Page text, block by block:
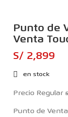
Punto de
Venta
S/ 2,899
en stock
Precio Regular
Punto de Venta